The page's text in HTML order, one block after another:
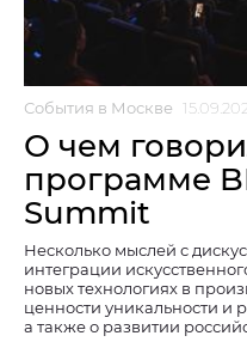
События в Москве
О чем
программе
Summit
Несколько мыслей с
интеграции
новых технологиях в
ценности уникальности и
а также о развитии